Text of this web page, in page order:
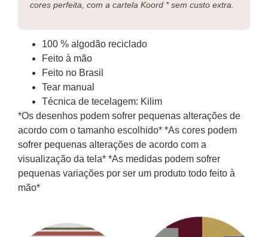
cores perfeita, com a cartela Koord * sem custo extra.
100 % algodão reciclado
Feito à mão
Feito no Brasil
Tear manual
Técnica de tecelagem: Kilim
*Os desenhos podem sofrer pequenas alterações de
acordo com o tamanho escolhido* *As cores podem
sofrer pequenas alterações de acordo com a
visualização da tela* *As medidas podem sofrer
pequenas variações por ser um produto todo feito à
mão*